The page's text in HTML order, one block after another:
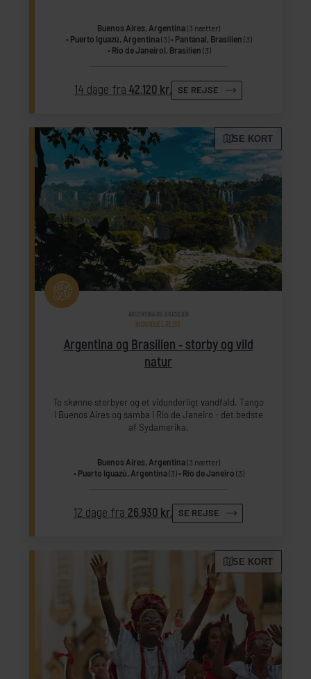
Buenos Aires, Argentina(3 nætter)
Puerto Iguazú, Argentina(3) Pantanal, Brasilien (3)
Rio de Janeirol, Brasilien (3)
14 dage fra 42.120 kr. SE REJSE
SE KORT
Argentina og Brasilien - storby og vild
natur
ARGENTINA OG BRASILIEN
INDIVIDUEL REJSE
To skønne storbyer og et vidunderligt vandfald. Tango
i Buenos Aires og samba i Rio de Janeiro - det bedste
af Sydamerika.
Buenos Aires, Argentina(3 nætter)
Puerto Iguazú, Argentina(3) Rio de Janeiro (3)
12 dage fra 26.930 kr. SE REJSE
SE KORT